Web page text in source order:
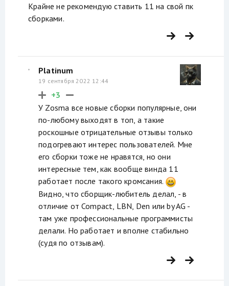
Крайне не рекомендую ставить 11 на свой пк
сборками.
Platinum
19 сентября 2022 12:44
+3
У Zosma все новые сборки популярные, они
по-любому выходят в топ, а такие
роскошные отрицательные отзывы только
подогревают интерес пользователей. Мне
его сборки тоже не нравятся, но они
интересные тем, как вообще винда 11
работает после такого кромсания.
Видно, что сборщик-любитель делал, - в
отличие от Compact, LBN, Den или by AG -
там уже профессиональные программисты
делали. Но работает и вполне стабильно
(судя по отзывам).